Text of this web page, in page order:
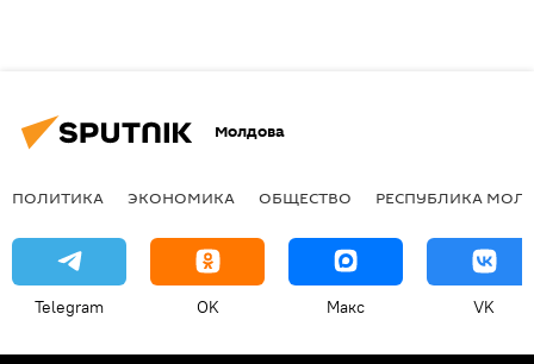
Молдова
ПОЛИТИКА ЭКОНОМИКА ОБЩЕСТВО РЕСПУБЛИКА
Telegram OK Макс VK